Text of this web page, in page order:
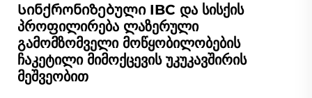
Სინქრონიზებული IBC და სისქის
პროფილირება ლაზერული
გამომზომველი მოწყობილობების
ჩაკეტილი მიმოქცევის უკუკავშირის
მეშვეობით